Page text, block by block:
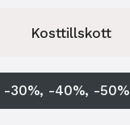
Kosttillskott
-30%, -40%, -50%